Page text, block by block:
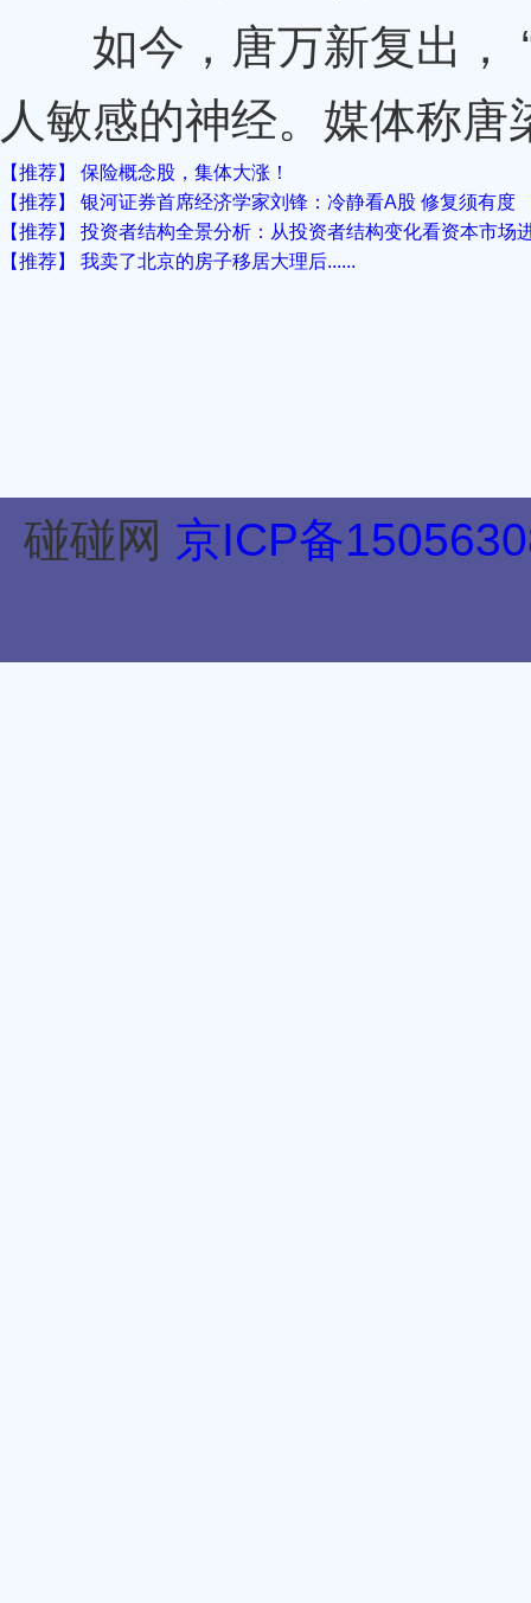
如今，唐万新复出， “
人敏感的神经。媒体称
【推荐】 保险概念股，集体大涨！
【推荐】 银河证券首席经济学家刘锋：冷静看A股 修复须有度
【推荐】 投资者结构全景分析：从投资者结构变化看资本市场
【推荐】 我卖了北京的房子移居大理后......
碰碰网 京ICP备